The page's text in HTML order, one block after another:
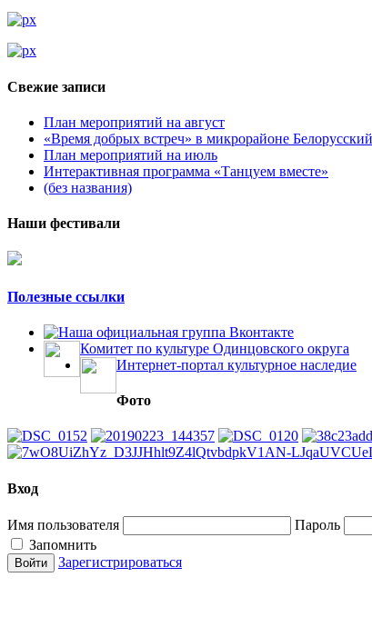
Свежие записи
План мероприятий на август
«Время добрых встреч» в микрорайоне Белорусский
План мероприятий на июль
Интерактивная программа «Танцуем вместе»
(без названия)
Наши фестивали
Полезные ссылки
Наша официальная группа Вконтакте
Комитет по культуре Одинцовского округа
Интернет-портал культурное наследие
Фото
Вход
Имя пользователя
Пароль
Запомнить
Зарегистрироваться